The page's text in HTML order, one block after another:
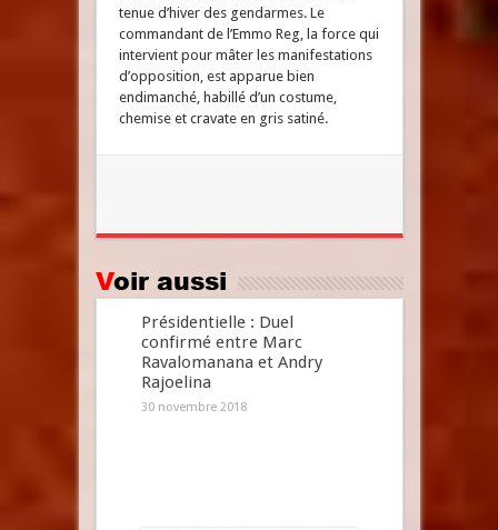
tenue d’hiver des gendarmes. Le
commandant de l’Emmo Reg, la force qui
intervient pour mâter les manifestations
d’opposition, est apparue bien
endimanché, habillé d’un costume,
chemise et cravate en gris satiné.
Voir aussi
Présidentielle : Duel
confirmé entre Marc
Ravalomanana et Andry
Rajoelina
30 novembre 2018